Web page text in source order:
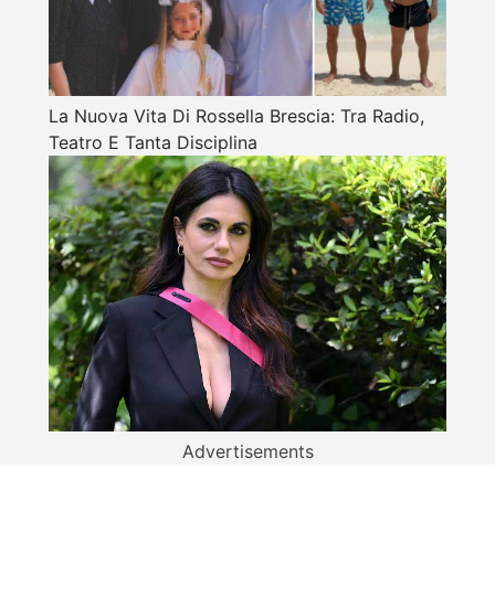
La Nuova Vita Di Rossella Brescia: Tra Radio,
Teatro E Tanta Disciplina
Advertisements